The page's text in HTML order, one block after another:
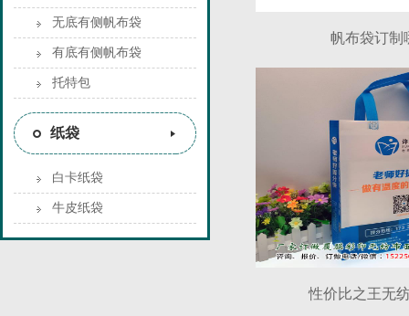
无底有侧帆布袋
有底有侧帆布袋
托特包
纸袋
白卡纸袋
牛皮纸袋
帆布袋订制
性价比之王无